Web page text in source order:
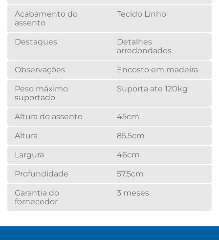
Acabamento do
assento
Tecido Linho
Destaques
Detalhes
arredondados
Observações Encosto em madeira
Peso máximo
suportado
Suporta ate 120kg
Altura do assento 45cm
Altura 85,5cm
Largura 46cm
Profundidade 57,5cm
Garantia do
fornecedor
3 meses